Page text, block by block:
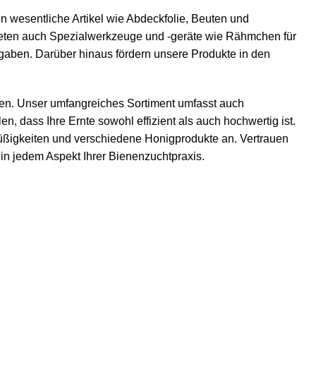
wesentliche Artikel wieAbdeckfolie, Beuten und
auch Spezialwerkzeuge und -geräte wie Rähmchen für
Darüber hinaus fördern unsere Produkte in den
Unser umfangreiches Sortiment umfasst auch
dass Ihre Ernte sowohl effizient als auch hochwertig ist.
und verschiedene Honigprodukte an. Vertrauen
jedem Aspekt Ihrer Bienenzuchtpraxis.